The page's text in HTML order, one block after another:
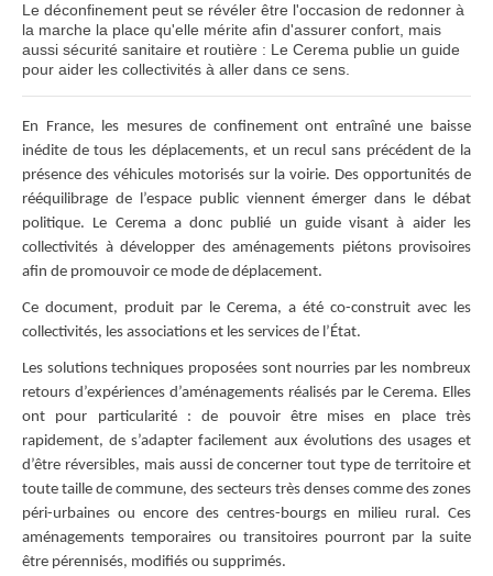
Le déconfinement peut se révéler être l'occasion de redonner à
la marche la place qu'elle mérite afin d'assurer confort, mais
aussi sécurité sanitaire et routière : Le Cerema publie un guide
pour aider les collectivités à aller dans ce sens.
En France, les mesures de confinement ont entraîné une baisse
inédite de tous les déplacements, et un recul sans précédent de la
présence des véhicules motorisés sur la voirie. Des opportunités de
rééquilibrage de l’espace public viennent émerger dans le débat
politique. Le Cerema a donc publié un guide visant à aider les
collectivités à développer des aménagements piétons provisoires
afin de promouvoir ce mode de déplacement.
Ce document, produit par le Cerema, a été co-construit avec les
collectivités, les associations et les services de l’État.
Les solutions techniques proposées sont nourries par les nombreux
retours d’expériences d’aménagements réalisés par le Cerema. Elles
ont pour particularité : de pouvoir être mises en place très
rapidement, de s’adapter facilement aux évolutions des usages et
d’être réversibles, mais aussi de concerner tout type de territoire et
toute taille de commune, des secteurs très denses comme des zones
péri-urbaines ou encore des centres-bourgs en milieu rural. Ces
aménagements temporaires ou transitoires pourront par la suite
être pérennisés, modifiés ou supprimés.